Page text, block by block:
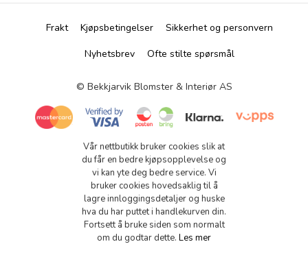
Frakt Kjøpsbetingelser
Sikkerhet og personvern
Nyhetsbrev
Ofte stilte spørsmål
© Bekkjarvik Blomster & Interiør AS
Vår nettbutikk bruker cookies slik at
du får en bedre kjøpsopplevelse og
vi kan yte deg bedre service. Vi
bruker cookies hovedsaklig til å
lagre innloggingsdetaljer og huske
hva du har puttet i handlekurven din.
Fortsett å bruke siden som normalt
om du godtar dette. Les mer